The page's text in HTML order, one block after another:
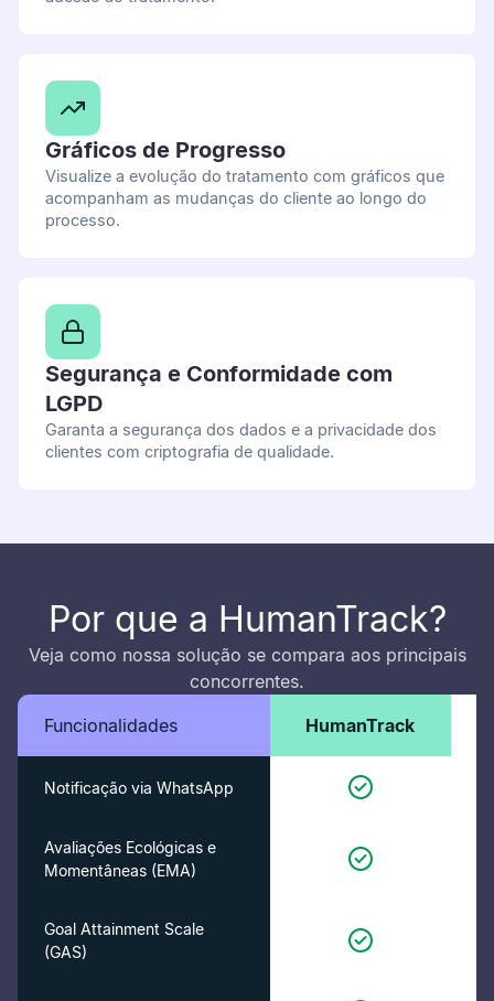
Gráficos de Progresso
Visualize a evolução do tratamento com gráficos que
acompanham as mudanças do cliente ao longo do
processo.
Segurança e Conformidade com
LGPD
Garanta a segurança dos dados e a privacidade dos
clientes com criptografia de qualidade.
Por que a HumanTrack?
Veja como nossa solução se compara aos principais
concorrentes.
Funcionalidades
HumanTrack
Notificação via WhatsApp
Avaliações Ecológicas e
Momentâneas (EMA)
Goal Attainment Scale
(GAS)